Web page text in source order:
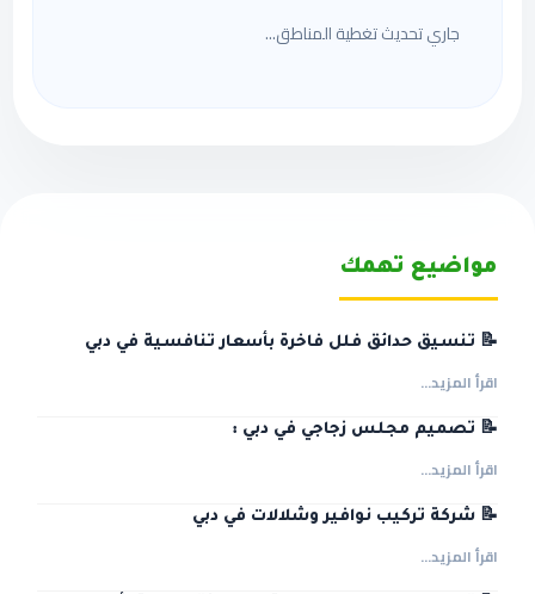
جاري تحديث تغطية المناطق...
مواضيع تهمك
📝 تنسيق حدائق فلل فاخرة بأسعار تنافسية في دبي
اقرأ المزيد...
📝 تصميم مجلس زجاجي في دبي :
اقرأ المزيد...
📝 شركة تركيب نوافير وشلالات في دبي
اقرأ المزيد...